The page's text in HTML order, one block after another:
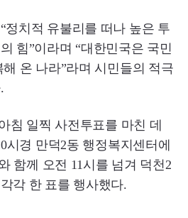
정치적 유불리를 떠나 높은 투
힘”이라며 “대한민국은 국민
온 나라”라며 시민들의 적극
침 일찍 사전투표를 마친 데
시경 만덕2동 행정복지센터에
함께 오전 11시를 넘겨 덕천2
각 한 표를 행사했다.